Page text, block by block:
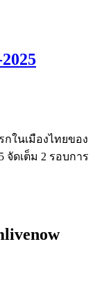
กในเมืองไทยของ
จัดเต็ม 2 รอบการ